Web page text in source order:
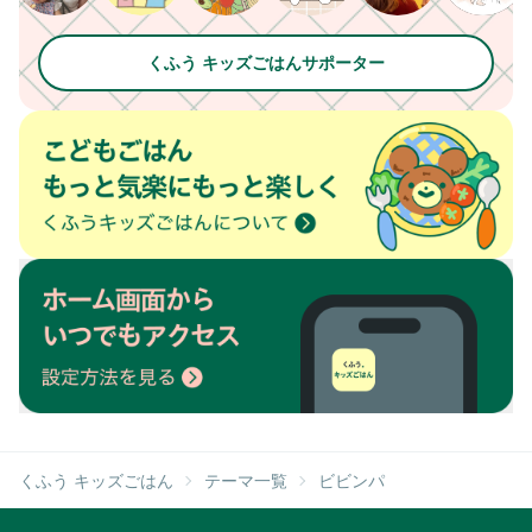
くふう キッズごはんサポーター
くふう キッズごはん テーマ一覧 ビビンパ